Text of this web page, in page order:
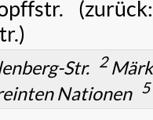
Str. 2
Nationen 5